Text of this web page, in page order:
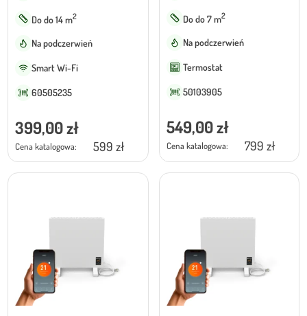
Orientacja
Tak
Do do 14 m2
Na podczerwień
Smart Wi-Fi
60505235
399,00zł
Cena katalogowa: 599 zł
Do do 7 m2
Na podczerwień
Termostat
50103905
549,00zł
Cena katalogowa: 799 zł